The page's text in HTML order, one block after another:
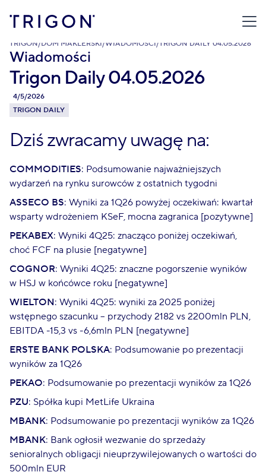
TRIGON/DOM MAKLERSKI/WIADOMOŚCI/ TRIGON DAILY 04.05.2026
Wiadomości
Trigon Daily 04.05.2026
4/5/2026
TRIGON DAILY
Dziś zwracamy uwagę na:
COMMODITIES: Podsumowanie najważniejszych
wydarzeń na rynku surowców z ostatnich tygodni
ASSECO BS: Wyniki za 1Q26 powyżej oczekiwań: kwartał
wsparty wdrożeniem KSeF, mocna zagranica [pozytywne]
PEKABEX: Wyniki 4Q25: znacząco poniżej oczekiwań,
choć FCF na plusie [negatywne]
COGNOR: Wyniki 4Q25: znaczne pogorszenie wyników
w HSJ w końcówce roku [negatywne]
WIELTON: Wyniki 4Q25: wyniki za 2025 poniżej
wstępnego szacunku – przychody 2182 vs 2200mln PLN,
EBITDA -15,3 vs -6,6mln PLN [negatywne]
ERSTE BANK POLSKA: Podsumowanie po prezentacji
wyników za 1Q26
PEKAO: Podsumowanie po prezentacji wyników za 1Q26
PZU: Spółka kupi MetLife Ukraina
MBANK: Podsumowanie po prezentacji wyników za 1Q26
MBANK: Bank ogłosił wezwanie do sprzedaży
senioralnych obligacji nieuprzywilejowanych o wartości do
500mln EUR